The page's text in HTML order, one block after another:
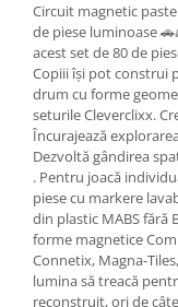
Circuit magnetic
de piese luminoase
acest set de 80 de
Copiii își pot construi
drum cu forme
seturile Cleverclixx.
Încurajează
Dezvoltă gândirea
. Pentru joacă
piese cu markere
din plastic MABS fără
forme magnetice
Connetix, Magna-
lumina să treacă
reconstruit, ori de